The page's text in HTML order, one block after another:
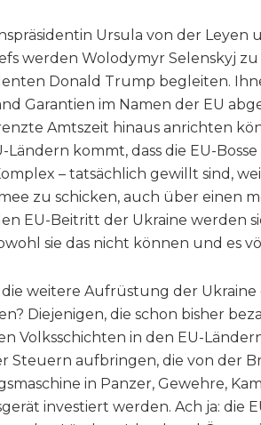
Ursula von der Leyen
werden Wolodymyr Selenskyj
Donald Trump begleiten.
Garantien im Namen der EU
Amtszeit hinaus anrichten
Ländern kommt, dass die EU-
– tatsächlich gewillt sind,
zu schicken, auch über einen
EU-Beitritt der Ukraine werden
sie das nicht können und es
weitere Aufrüstung der
Diejenigen, die schon bisher
Volksschichten in den EU-
Steuern aufbringen, die von der
in Panzer, Gewehre,
investiert werden. Ach ja: die